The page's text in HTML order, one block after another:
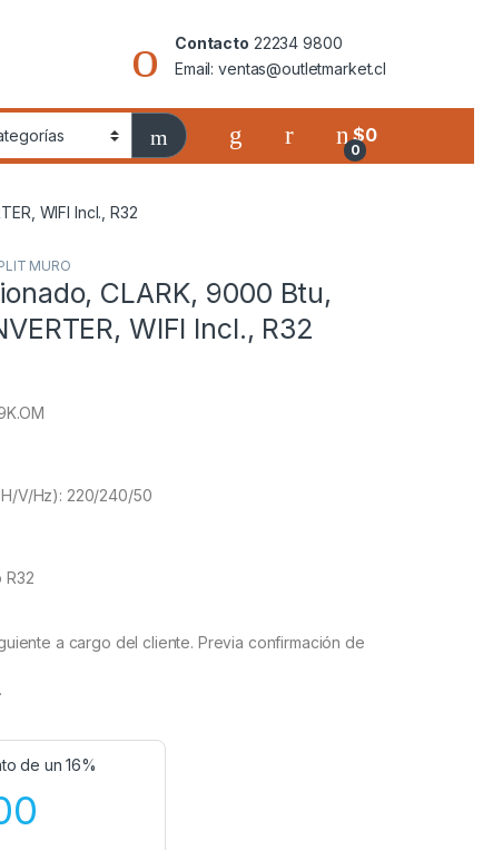
Contacto 22234 9800
Email: ventas@outletmarket.cl
0
$0
WIFI Incl., R32
MURO
CLARK, 9000 Btu,
WIFI Incl., R32
V/Hz): 220/240/50
R32
a cargo del cliente. Previa confirmación de
de un 16%